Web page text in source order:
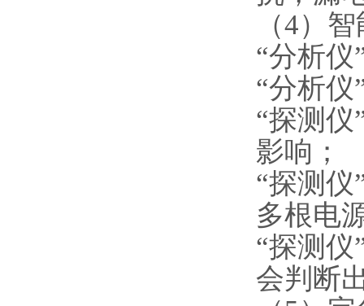
（4）
“分析
“分析
“探测
影响；
“探测
多根电
“探测
会判断